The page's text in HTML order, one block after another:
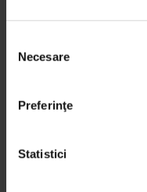
Necesare
Preferinţe
Statistici